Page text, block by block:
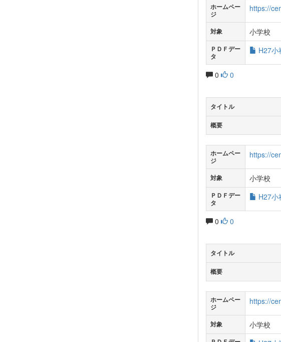
ホームペー
ジ
https://
対象 小学校
ＰＤＦデー
タ
H27小
0 0
タイトル
概要
ホームペー
ジ
https://
対象 小学校
ＰＤＦデー
タ
H27小
0 0
タイトル
概要
ホームペー
ジ
https://
対象 小学校